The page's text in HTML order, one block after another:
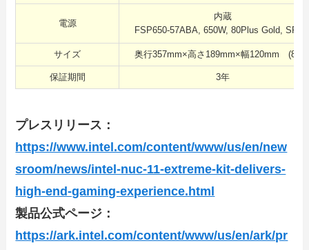
電源
内蔵
FSP650-57ABA, 650W, 80Plus Gold, SFX-
サイズ 奥行357mm×高さ189mm×幅120mm
保証期間 3年
プレスリリース：
https://www.intel.com/content/www/us/en/new
sroom/news/intel-nuc-11-extreme-kit-delivers-
high-end-gaming-experience.html
製品公式ページ：
https://ark.intel.com/content/www/us/en/ark/pr